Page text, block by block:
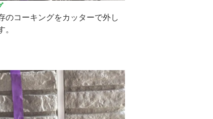
のコーキングをカッターで外し
。